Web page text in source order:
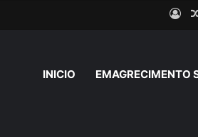
INICIO EMAGRECIMENTO